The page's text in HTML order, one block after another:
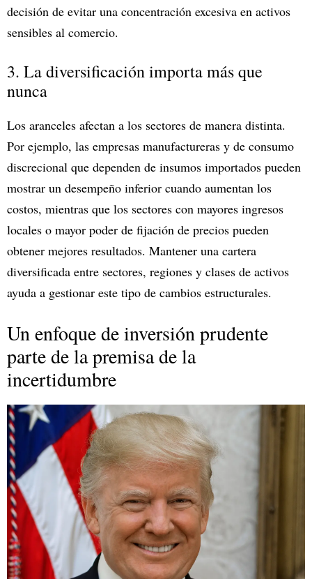
decisión de evitar una concentración excesiva en activos
sensibles al comercio.
3. La diversificación importa más que
nunca
Los aranceles afectan a los sectores de manera distinta.
Por ejemplo, las empresas manufactureras y de consumo
discrecional que dependen de insumos importados pueden
mostrar un desempeño inferior cuando aumentan los
costos, mientras que los sectores con mayores ingresos
locales o mayor poder de fijación de precios pueden
obtener mejores resultados. Mantener una cartera
diversificada entre sectores, regiones y clases de activos
ayuda a gestionar este tipo de cambios estructurales.
Un enfoque de inversión prudente
parte de la premisa de la
incertidumbre